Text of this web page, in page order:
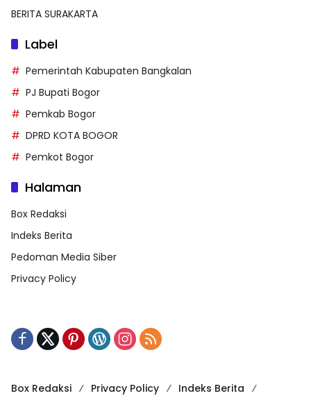
BERITA SURAKARTA
Label
Pemerintah Kabupaten Bangkalan
PJ Bupati Bogor
Pemkab Bogor
DPRD KOTA BOGOR
Pemkot Bogor
Halaman
Box Redaksi
Indeks Berita
Pedoman Media Siber
Privacy Policy
Box Redaksi Privacy Policy Indeks Berita